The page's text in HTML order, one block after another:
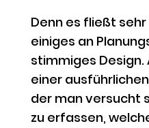
Denn es fließt
einiges an
stimmiges
einer
der man versucht
zu erfassen,